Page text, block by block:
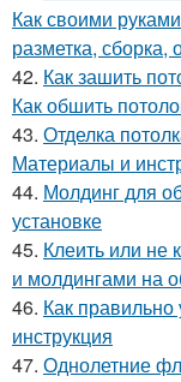
Как своими
разметка, сборка,
42. Как зашить
Как обшить
43. Отделка
Материалы и
44. Молдинг для
установке
45. Клеить или не
и молдингами на
46. Как
инструкция
47. Однолетние